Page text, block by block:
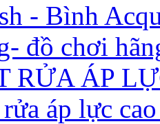
- Bình
đồ chơi
ÁP
áp lực